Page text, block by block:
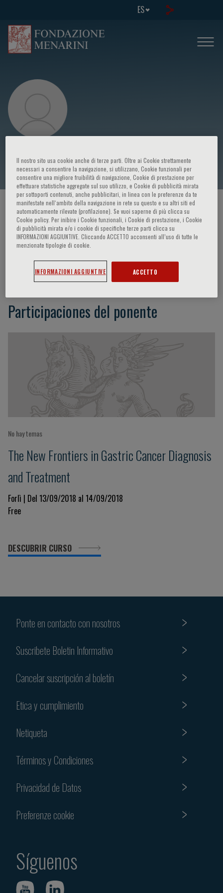
ES
Masaori Terashima
HOME PAGE / CURSOS Y EVENTOS / ORADOR
Masaori Terashima
Participaciones del ponente
No hay temas
The New Frontiers in Gastric Cancer Diagnosis
and Treatment
Forlì | Del 13/09/2018 al 14/09/2018
Free
DESCUBRIR CURSO
Ponte en contacto con nosotros
Suscribete Boletin Informativo
Cancelar suscripción al boletín
Etica y cumplimiento
Netiqueta
Términos y Condiciones
Privacidad de Datos
Preferenze cookie
Síguenos
Il nostro sito usa cookie anche di terze parti. Oltre ai Cookie strettamente
necessari a consentire la navigazione, si utilizzano, Cookie funzionali per
consentire una migliore fruibilità di navigazione, Cookie di prestazione per
effettuare statistiche aggregate sul suo utilizzo, e Cookie di pubblicità mirata
per sottoporti contenuti, anche pubblicitari, in linea con le preferenze da te
manifestate nell‘ambito della navigazione in rete su questo e su altri siti ed
automaticamente rilevate (profilazione). Se vuoi saperne di più clicca su
Cookie policy. Per inibire i Cookie funzionali, i Cookie di prestazione, i Cookie
di pubblicità mirata e/o i cookie di specifiche terze parti clicca su
INFORMAZIONI AGGIUNTIVE. Cliccando ACCETTO acconsenti all’uso di tutte le
menzionate tipologie di cookie.
INFORMAZIONI AGGIUNTIVE ACCETTO